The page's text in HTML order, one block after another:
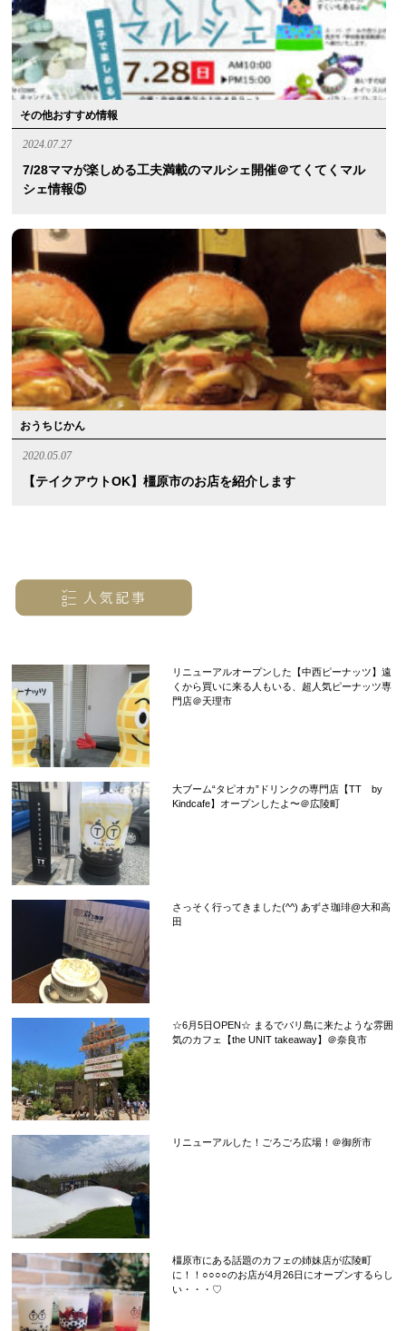
その他おすすめ情報
2024.07.27
7/28ママが楽しめる工夫満載のマルシェ開催＠てくてくマル
シェ情報⑤
おうちじかん
2020.05.07
【テイクアウトOK】橿原市のお店を紹介します
リニューアルオープンした【中西ピーナッツ】遠
くから買いに来る人もいる、超人気ピーナッツ専
門店＠天理市
大ブーム“タピオカ”ドリンクの専門店【TT by
Kindcafe】オープンしたよ〜＠広陵町
さっそく行ってきました(^^) あずさ珈琲@大和高
田
☆6月5日OPEN☆ まるでバリ島に来たような雰囲
気のカフェ【the UNIT takeaway】＠奈良市
リニューアルした！ごろごろ広場！＠御所市
橿原市にある話題のカフェの姉妹店が広陵町
に！！○○○○のお店が4月26日にオープンするらし
い・・・♡